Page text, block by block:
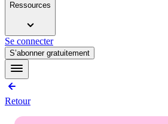
Ressources
Se connecter
S’abonner gratuitement
Retour